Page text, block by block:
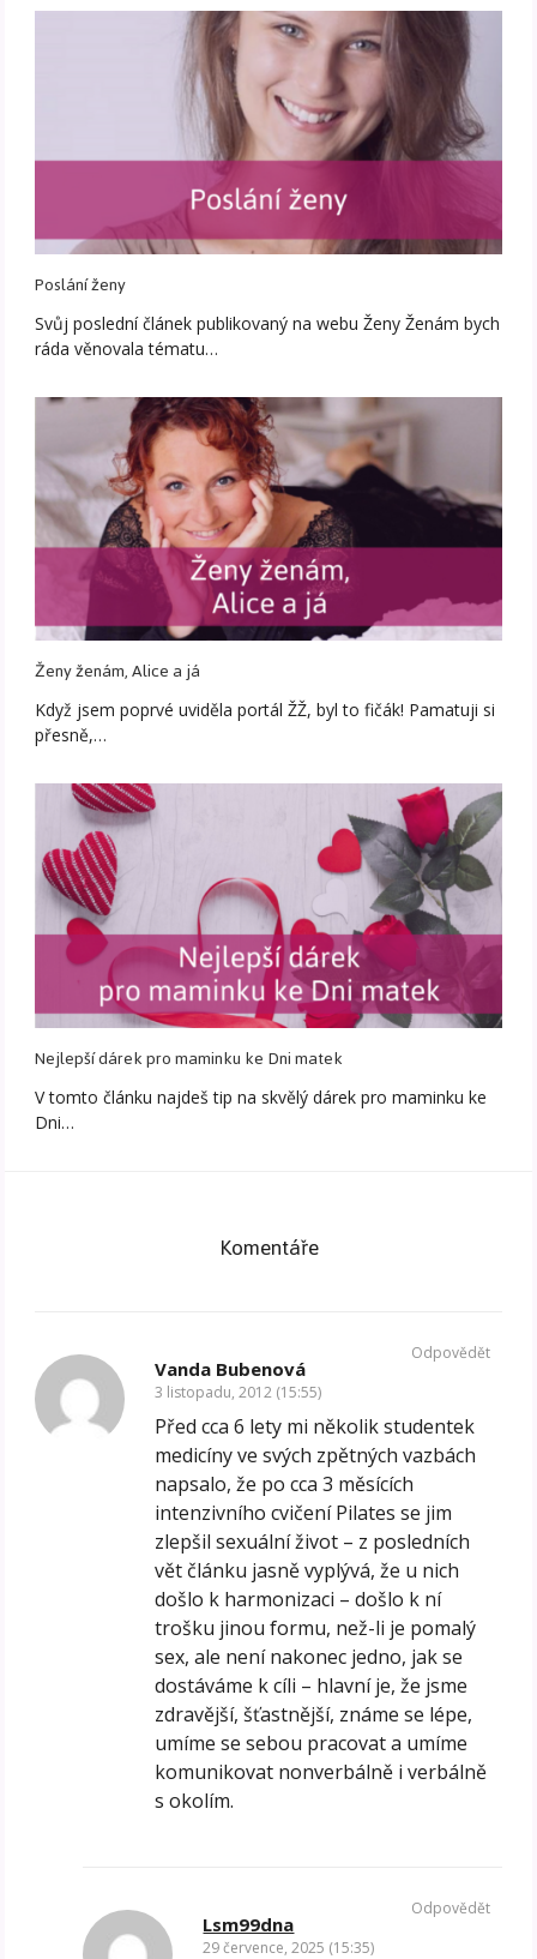
Poslání ženy
Svůj poslední článek publikovaný na webu Ženy Ženám bych
ráda věnovala tématu…
Ženy ženám, Alice a já
Když jsem poprvé uviděla portál ŽŽ, byl to fičák! Pamatuji si
přesně,…
Nejlepší dárek pro maminku ke Dni matek
V tomto článku najdeš tip na skvělý dárek pro maminku ke
Dni…
Komentáře
Vanda Bubenová
3 listopadu, 2012 (15:55)
Před cca 6 lety mi několik studentek
medicíny ve svých zpětných vazbách
napsalo, že po cca 3 měsících
intenzivního cvičení Pilates se jim
zlepšil sexuální život – z posledních
vět článku jasně vyplývá, že u nich
došlo k harmonizaci – došlo k ní
trošku jinou formu, než-li je pomalý
sex, ale není nakonec jedno, jak se
dostáváme k cíli – hlavní je, že jsme
zdravější, šťastnější, známe se lépe,
umíme se sebou pracovat a umíme
komunikovat nonverbálně i verbálně
s okolím.
Odpovědět
Lsm99dna
29 července, 2025 (15:35)
Odpovědět